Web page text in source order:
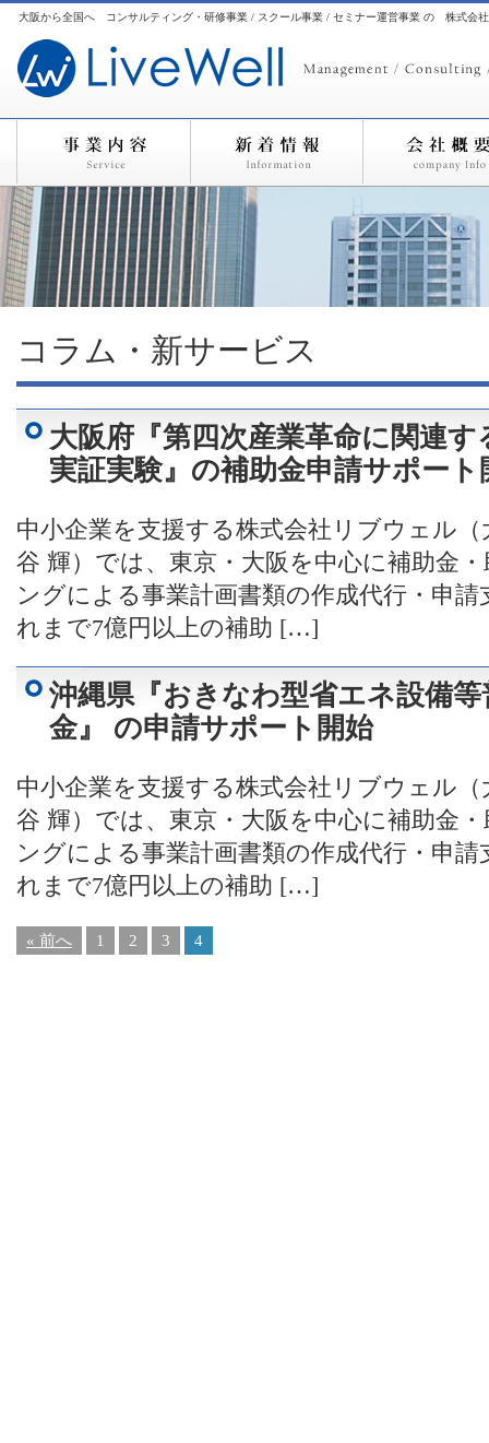
大阪から全国へ コンサルティング・研修事業 / スクール事業 / セミナー運営事業 の 株式会
コラム・新サービス
大阪府『第四次産業革命に関連す
実証実験』の補助金申請サポート
中小企業を支援する株式会社リブウェル
谷 輝）では、東京・大阪を中心に補助金
ングによる事業計画書類の作成代行・申
れまで7億円以上の補助 […]
沖縄県『おきなわ型省エネ設備
金』 の申請サポート開始
中小企業を支援する株式会社リブウェル
谷 輝）では、東京・大阪を中心に補助金
ングによる事業計画書類の作成代行・申
れまで7億円以上の補助 […]
« 前へ 1 2 3 4